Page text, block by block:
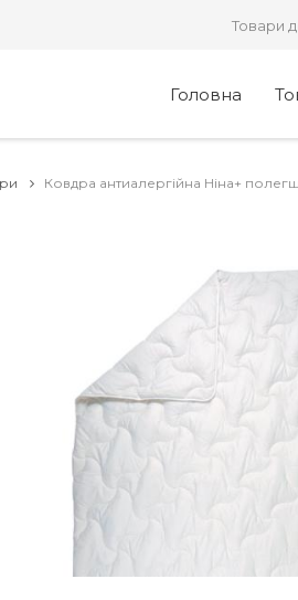
Товари
Головна
Ковдра антиалергійна Ніна+